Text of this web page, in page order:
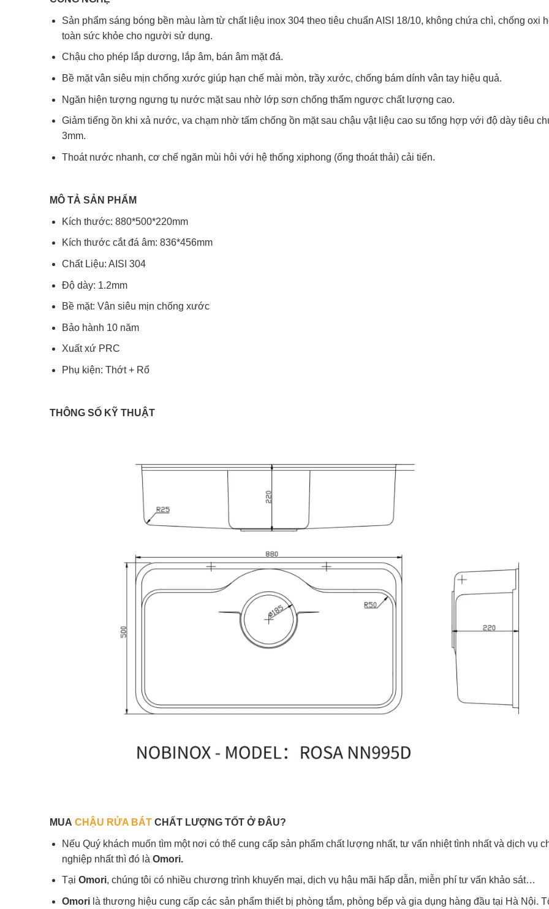
Sản phẩm sáng bóng bền màu làm từ chất liệu inox 304 theo tiêu chuẩn AISI 18/10, không chứa chì, chống oxi
toàn sức khỏe cho người sử dụng.
Chậu cho phép lắp dương, lắp âm, bán âm mặt đá.
Bề mặt vân siêu mịn chống xước giúp hạn chế mài mòn, trầy xước, chống bám dính vân tay hiệu quả.
Ngăn hiện tượng ngưng tụ nước mặt sau nhờ lớp sơn chống thấm ngược chất lượng cao.
Giảm tiếng ồn khi xả nước, va chạm nhờ tấm chống ồn mặt sau chậu vật liệu cao su tổng hợp với độ dày tiêu
3mm.
Thoát nước nhanh, cơ chế ngăn mùi hôi với hệ thống xiphong (ống thoát thải) cải tiến.
MÔ TẢ SẢN PHẨM
Kích thước: 880*500*220mm
Kích thước cắt đá âm: 836*456mm
Chất Liệu: AISI 304
Độ dày: 1.2mm
Bề mặt: Vân siêu mịn chống xước
Bảo hành 10 năm
Xuất xứ PRC
Phụ kiện: Thớt + Rổ
THÔNG SỐ KỸ THUẬT
MUA CHẬU RỬA BÁT CHẤT LƯỢNG TỐT Ở ĐÂU?
Nếu Quý khách muốn tìm một nơi có thể cung cấp sản phẩm chất lượng nhất, tư vấn nhiệt tình nhất và dịch vụ
nghiệp nhất thì đó làOmori.
TạiOmori, chúng tôi có nhiều chương trình khuyến mại, dịch vụ hậu mãi hấp dẫn, miễn phí tư vấn khảo sát…
Omori là thương hiệu cung cấp các sản phẩm thiết bị phòng tắm, phòng bếp và gia dụng hàng đầu tại Hà Nội.